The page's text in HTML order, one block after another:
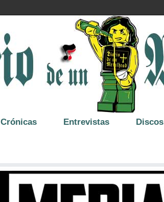
Crónicas Entrevistas Discos